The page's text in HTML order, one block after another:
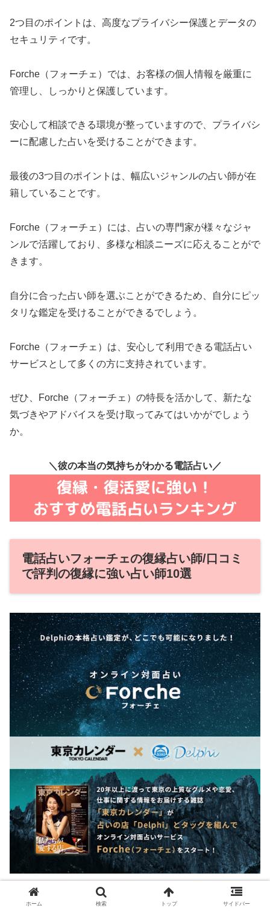
2つ目のポイントは、高度なプライバシー保護とデータの
セキュリティです。
Forche（フォーチェ）では、お客様の個人情報を厳重に
管理し、しっかりと保護しています。
安心して相談できる環境が整っていますので、プライバシ
ーに配慮した占いを受けることができます。
最後の3つ目のポイントは、幅広いジャンルの占い師が在
籍していることです。
Forche（フォーチェ）には、占いの専門家が様々なジャ
ンルで活躍しており、多様な相談ニーズに応えることがで
きます。
自分に合った占い師を選ぶことができるため、自分にピッ
タリな鑑定を受けることができるでしょう。
Forche（フォーチェ）は、安心して利用できる電話占い
サービスとして多くの方に支持されています。
ぜひ、Forche（フォーチェ）の特長を活かして、新たな
気づきやアドバイスを受け取ってみてはいかがでしょう
か。
＼彼の本当の気持ちがわかる電話占い／
電話占いフォーチェの復縁占い師/口コミ
で評判の復縁に強い占い師10選
本日は、電話占いForche（フォーチェ）の当たると評判
ホーム 検索 トップ サイドバー